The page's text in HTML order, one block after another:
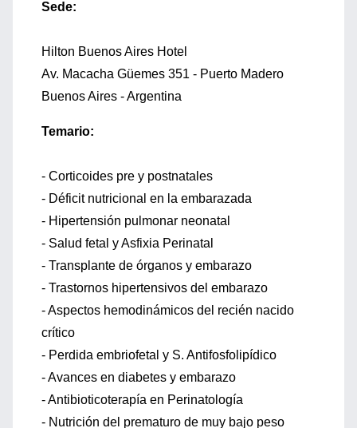
Sede:
Hilton Buenos Aires Hotel
Av. Macacha Güemes 351 - Puerto Madero
Buenos Aires - Argentina
Temario:
- Corticoides pre y postnatales
- Déficit nutricional en la embarazada
- Hipertensión pulmonar neonatal
- Salud fetal y Asfixia Perinatal
- Transplante de órganos y embarazo
- Trastornos hipertensivos del embarazo
- Aspectos hemodinámicos del recién nacido
crítico
- Perdida embriofetal y S. Antifosfolipídico
- Avances en diabetes y embarazo
- Antibioticoterapía en Perinatología
- Nutrición del prematuro de muy bajo peso